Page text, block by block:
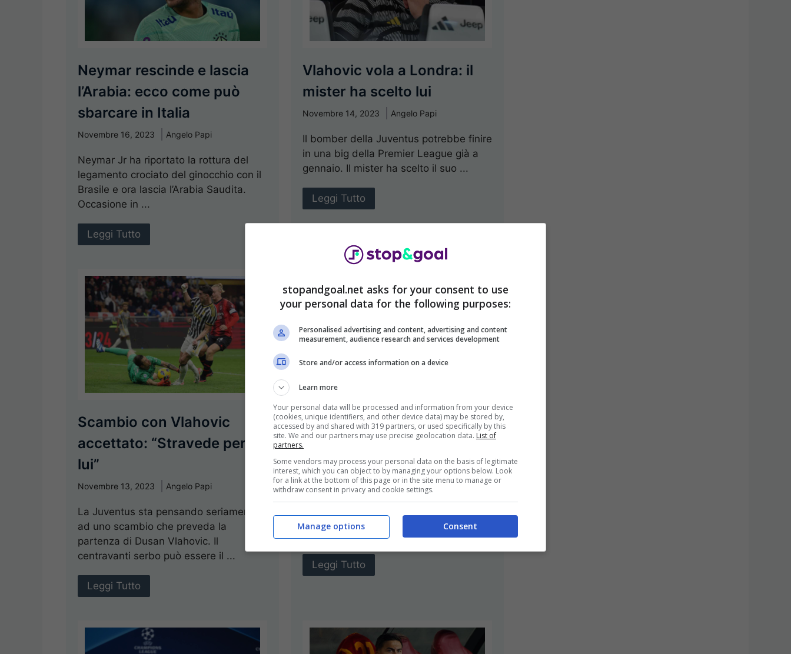
Neymar rescinde e lascia
l’Arabia: ecco come può
sbarcare in Italia
Novembre 16, 2023 Angelo Papi
Neymar Jr ha riportato la rottura del
legamento crociato del ginocchio con il
Brasile e ora lascia l’Arabia Saudita.
Occasione in ...
Leggi Tutto
Vlahovic vola a Londra: il
mister ha scelto lui
Novembre 14, 2023 Angelo Papi
Il bomber della Juventus potrebbe finire
in una big della Premier League già a
gennaio. Il mister ha scelto il suo ...
Leggi Tutto
Scambio con Vlahovic
accettato: “Stravede per
lui”
Novembre 13, 2023 Angelo Papi
La Juventus sta pensando seriamente
ad uno scambio che preveda la
partenza di Dusan Vlahovic. Il
centravanti serbo può essere il ...
Leggi Tutto
Nainggolan riparte da
Thohir, colpo di scena
Novembre 11, 2023 Angelo Papi
Radja Nainggolan vuole provare una
nuova esperienza nel mondo del calcio
prima di appendere gli scarpini al
chiodo una volta per ...
Leggi Tutto
stopandgoal.net asks for your consent to use
your personal data for the following purposes:
Personalised advertising and content, advertising and content
measurement, audience research and services development
Store and/or access information on a device
Learn more
Your personal data will be processed and information from your device
(cookies, unique identifiers, and other device data) may be stored by,
accessed by and shared with 319 partners, or used specifically by this
site. We and our partners may use precise geolocation data. List of
partners.
Some vendors may process your personal data on the basis of legitimate
interest, which you can object to by managing your options below. Look
for a link at the bottom of this page or in the site menu to manage or
withdraw consent in privacy and cookie settings.
Consent
Manage options